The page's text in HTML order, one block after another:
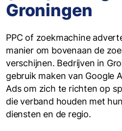
Groningen
PPC of zoekmachine
manier om bovenaan de
verschijnen. Bedrijven in
gebruik maken van Google
Ads om zich te richten op
die verband houden met
diensten en de regio.